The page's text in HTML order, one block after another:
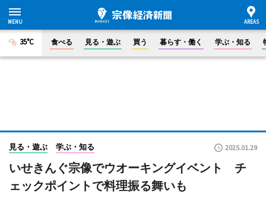
35°C 食べる 見る・遊ぶ 買う 暮らす・働く 学ぶ・知る
見る・遊ぶ 学ぶ・知る 2025.01.29
いせきんぐ宗像でウオーキングイベント チ
ェックポイントで料理振る舞いも